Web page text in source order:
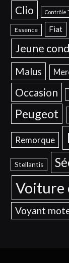
Clio Contrôle
Essence Fiat
Jeune
Malus
Occasion
Peugeot
Remorque
Stellantis
Voiture
Voyant